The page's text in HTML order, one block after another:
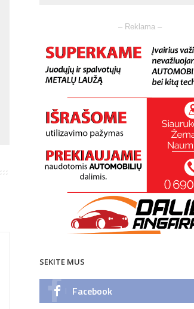
– Reklama –
SEKITE MUS
Facebook